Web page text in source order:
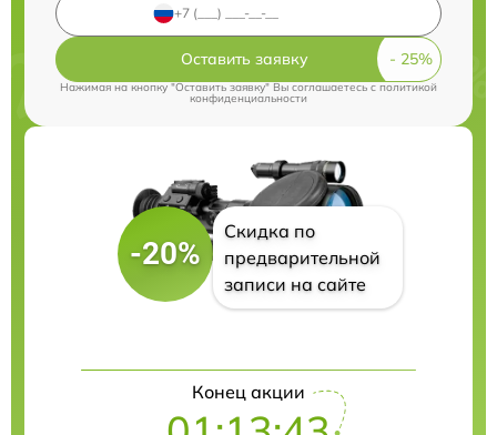
Оставить заявку
Нажимая на кнопку "Оставить заявку" Вы соглашаетесь cполитикой
конфиденциальности
-20%
Скидка по
предварительной
записи на сайте
Конец акции